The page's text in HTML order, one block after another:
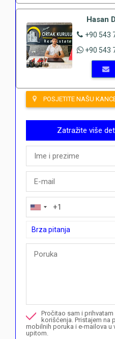
Hasan
+90 543
+90 543
POSJETITE NAŠU
Zatražite više
Brza pitanja
Brza pitanja
Želim da rezervišem
Informacije o
Pročitao sam i
korišćenja. Pristajem na
mobilnih poruka i e-mailova u
upitom.